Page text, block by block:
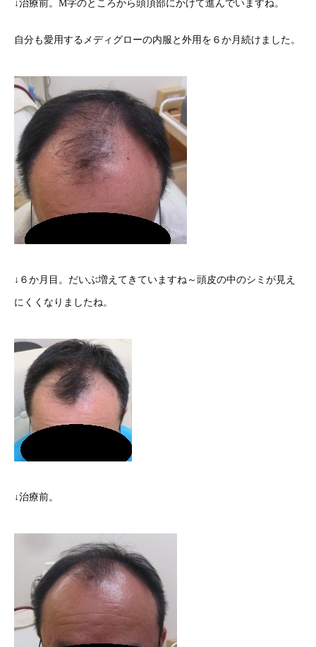
↓治療前。M字のところから頭頂部にかけて進んでいますね。
自分も愛用するメディグローの内服と外用を６か月続けました。
↓６か月目。だいぶ増えてきていますね～頭皮の中のシミが見え
にくくなりましたね。
↓治療前。